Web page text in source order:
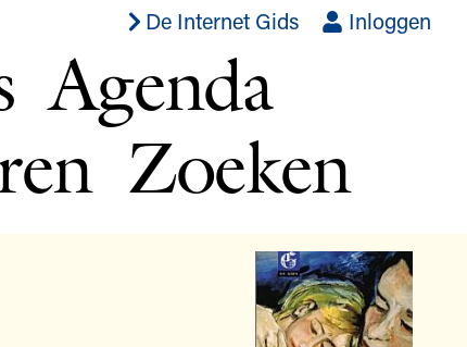
De Internet Gids Inloggen
Agenda
Zoeken